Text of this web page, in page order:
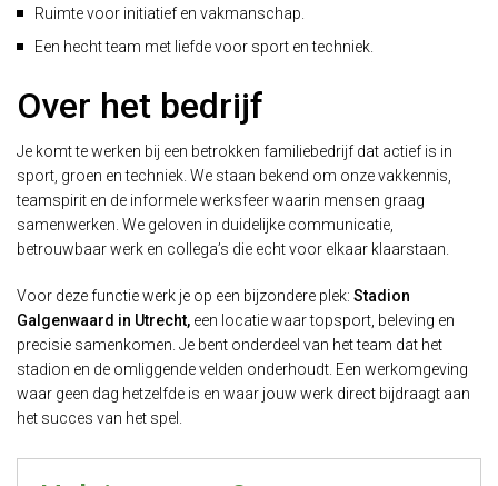
Ruimte voor initiatief en vakmanschap.
Een hecht team met liefde voor sport en techniek.
Over het bedrijf
Je komt te werken bij een betrokken familiebedrijf dat actief is in
sport, groen en techniek. We staan bekend om onze vakkennis,
teamspirit en de informele werksfeer waarin mensen graag
samenwerken. We geloven in duidelijke communicatie,
betrouwbaar werk en collega’s die echt voor elkaar klaarstaan.
Voor deze functie werk je op een bijzondere plek: Stadion
Galgenwaard in Utrecht, een locatie waar topsport, beleving en
precisie samenkomen. Je bent onderdeel van het team dat het
stadion en de omliggende velden onderhoudt. Een werkomgeving
waar geen dag hetzelfde is en waar jouw werk direct bijdraagt aan
het succes van het spel.